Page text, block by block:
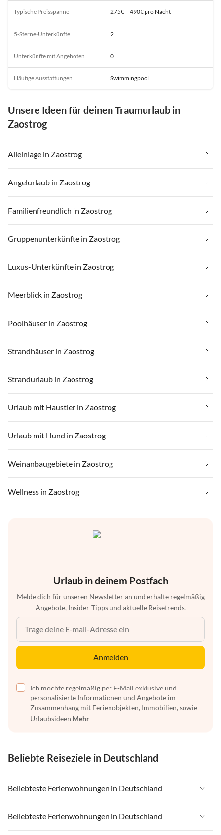
Typische Preisspanne 275€ – 490€ pro Nacht
5-Sterne-Unterkünfte 2
Unterkünfte mit Angeboten 0
Häufige Ausstattungen Swimmingpool
Unsere Ideen für deinen Traumurlaub in
Zaostrog
Alleinlage in Zaostrog
Angelurlaub in Zaostrog
Familienfreundlich in Zaostrog
Gruppenunterkünfte in Zaostrog
Luxus-Unterkünfte in Zaostrog
Meerblick in Zaostrog
Poolhäuser in Zaostrog
Strandhäuser in Zaostrog
Strandurlaub in Zaostrog
Urlaub mit Haustier in Zaostrog
Urlaub mit Hund in Zaostrog
Weinanbaugebiete in Zaostrog
Wellness in Zaostrog
Urlaub in deinem Postfach
Melde dich für unseren Newsletter an und erhalte regelmäßig
Angebote, Insider-Tipps und aktuelle Reisetrends.
Anmelden
Ich möchte regelmäßig per E-Mail exklusive und
personalisierte Informationen und Angebote im
Zusammenhang mit Ferienobjekten, Immobilien, sowie
Urlaubsideen Mehr
Beliebte Reiseziele in Deutschland
Beliebteste Ferienwohnungen in Deutschland
Ferienwohnungen in Deutschland
Ferienwohnungen in Ostsee
Beliebteste Ferienwohnungen in Deutschland